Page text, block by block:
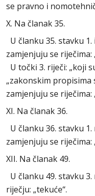
se pravno i
X. Na članak 35.
U članku 35. stavku
zamjenjuju se riječima:
U točki 3. riječi: „koji
„zakonskim propisima
zamjenjuju se
XI. Na članak 36.
U članku 36. stavku
zamjenjuju se riječima:
XII. Na članak 49.
U članku 49. stavku
riječju: „tekuće“.